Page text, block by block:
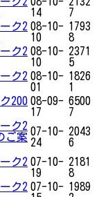
14
7
ク2 08-10-
10
1793
8
ク2 08-10-
10
2371
5
ク2 08-10-
01
1826
1
200 08-09-
17
6500
7
ク2
ご案 07-10-
24
2043
6
ク2 07-10-
19
2181
8
ク2 07-10- 1989